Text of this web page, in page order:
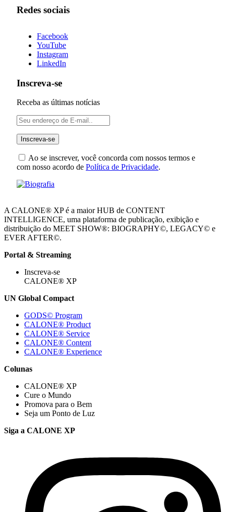
Redes sociais
Facebook
YouTube
Instagram
LinkedIn
Inscreva-se
Receba as últimas notícias
Ao se inscrever, você concorda com nossos termos e
com nosso acordo de Política de Privacidade.
A CALONE® XP é a maior HUB de CONTENT
INTELLIGENCE, uma plataforma de publicação, exibição e
distribuição do MEET SHOW®: BIOGRAPHY©, LEGACY© e
EVER AFTER©.
Portal & Streaming
Inscreva-se
CALONE® XP
UN Global Compact
GODS© Program
CALONE® Product
CALONE® Service
CALONE® Content
CALONE® Experience
Colunas
CALONE® XP
Cure o Mundo
Promova para o Bem
Seja um Ponto de Luz
Siga a CALONE XP